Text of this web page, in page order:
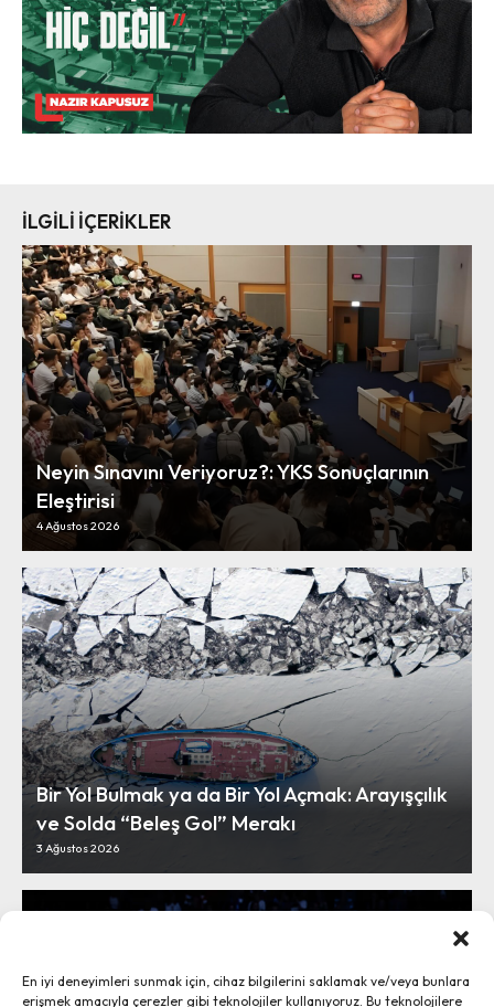
En iyi deneyimleri sunmak için, cihaz bilgilerini saklamak ve/veya bunlara
erişmek amacıyla çerezler gibi teknolojiler kullanıyoruz. Bu teknolojilere
İLGİLİ İÇERİKLER
Neyin Sınavını Veriyoruz?: YKS Sonuçlarının
Eleştirisi
4 Ağustos 2026
Bir Yol Bulmak ya da Bir Yol Açmak: Arayışçılık
ve Solda “Beleş Gol” Merakı
3 Ağustos 2026